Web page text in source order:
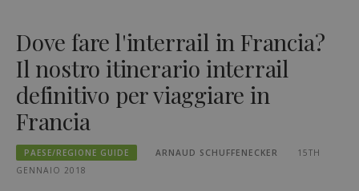
Guide dei Paesi
Accedi
Pianificare un nuovo viaggio!
Dove fare l'interrail in Francia?
Il nostro itinerario interrail
definitivo per viaggiare in
Francia
PAESE/REGIONE GUIDE ARNAUD SCHUFFENECKER
15TH
GENNAIO 2018